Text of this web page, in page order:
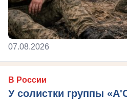
07.08.2026
В России
У солистки группы